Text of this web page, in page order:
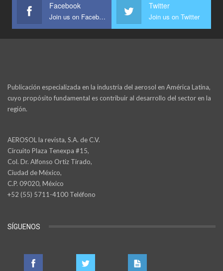
Facebook
Join us on Facebook
Twitter
Join us on Twitter
Publicación especializada en la industria del aerosol en América Latina,
cuyo propósito fundamental es contribuir al desarrollo del sector en la
región.
AEROSOL la revista, S.A. de C.V.
Circuito Plaza Tenexpa #15,
Col. Dr. Alfonso Ortiz Tirado,
Ciudad de México,
C.P. 09020, México
+52 (55) 5711-4100 Teléfono
SÍGUENOS